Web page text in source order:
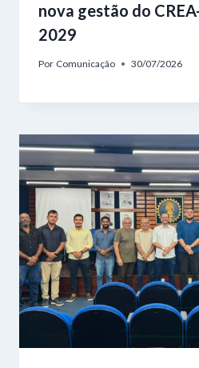
nova gestão do
2029
Por Comunicação 30/07/2026